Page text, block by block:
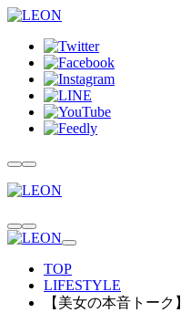
TOP
LIFESTYLE
【美女の本音トー